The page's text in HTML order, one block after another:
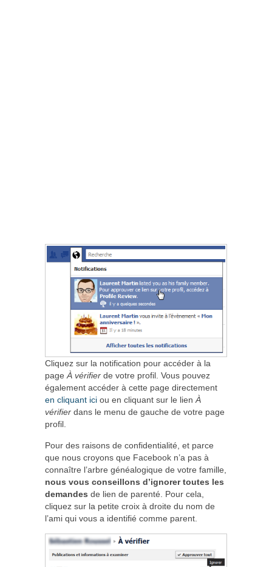
Cliquez sur la notification pour accéder à la
page À vérifier de votre profil. Vous pouvez
également accéder à cette page directement
en cliquant ici ou en cliquant sur le lien À
vérifier dans le menu de gauche de votre page
profil.
Pour des raisons de confidentialité, et parce
que nous croyons que Facebook n’a pas à
connaître l’arbre généalogique de votre famille,
nous vous conseillons d’ignorer toutes les
demandes de lien de parenté. Pour cela,
cliquez sur la petite croix à droite du nom de
l’ami qui vous a identifié comme parent.